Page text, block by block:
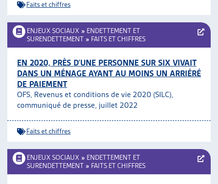
Faits et chiffres
ENJEUX SOCIAUX » ENDETTEMENT ET
SURENDETTEMENT » FAITS ET CHIFFRES
EN 2020, PRÈS D’UNE PERSONNE SUR SIX VIVAIT
DANS UN MÉNAGE AYANT AU MOINS UN ARRIÉRÉ
DE PAIEMENT
OFS, Revenus et conditions de vie 2020 (SILC),
communiqué de presse, juillet 2022
Faits et chiffres
ENJEUX SOCIAUX » ENDETTEMENT ET
SURENDETTEMENT » FAITS ET CHIFFRES